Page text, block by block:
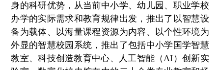
身的科研优势，从当前中小学、幼儿园、职业学校
办学的实际需求和教育规律出发，推出了以智慧设
备为载体、以海量课程资源为内容、以个性环境为
外显的智慧校园系统，推出了包括中小学国学智慧
教室、科技创造教育中心、人工智能（AI）创新实